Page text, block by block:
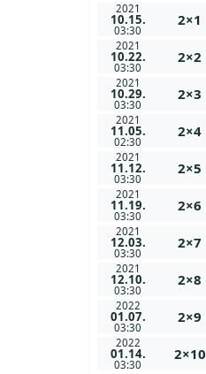
2021
10.15.
03:30
2×1
2021
10.22.
03:30
2×2
2021
10.29.
03:30
2×3
2021
11.05.
02:30
2×4
2021
11.12.
03:30
2×5
2021
11.19.
03:30
2×6
2021
12.03.
03:30
2×7
2021
12.10.
03:30
2×8
2022
01.07.
03:30
2×9
2022
01.14.
03:30
2×10